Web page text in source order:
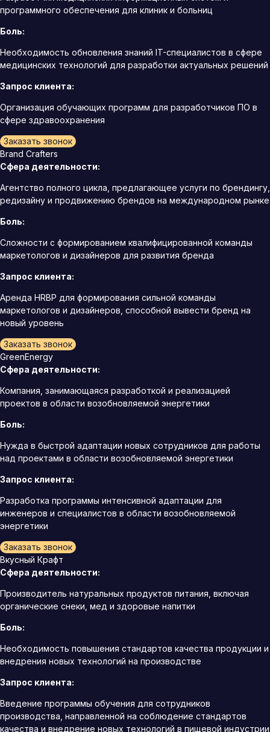
программного обеспечения для клиник и больниц
Боль:
Необходимость обновления знаний IT-специалистов в сфере
медицинских технологий для разработки актуальных решений
Запрос клиента:
Организация обучающих программ для разработчиков ПО в
сфере здравоохранения
Заказать звонок
Brand Crafters
Сфера деятельности:
Агентство полного цикла, предлагающее услуги по брендингу,
редизайну и продвижению брендов на международном рынке
Боль:
Сложности с формированием квалифицированной команды
маркетологов и дизайнеров для развития бренда
Запрос клиента:
Аренда HRBP для формирования сильной команды
маркетологов и дизайнеров, способной вывести бренд на
новый уровень
Заказать звонок
GreenEnergy
Сфера деятельности:
Компания, занимающаяся разработкой и реализацией
проектов в области возобновляемой энергетики
Боль:
Нужда в быстрой адаптации новых сотрудников для работы
над проектами в области возобновляемой энергетики
Запрос клиента:
Разработка программы интенсивной адаптации для
инженеров и специалистов в области возобновляемой
энергетики
Заказать звонок
Вкусный Крафт
Сфера деятельности:
Производитель натуральных продуктов питания, включая
органические снеки, мед и здоровые напитки
Боль:
Необходимость повышения стандартов качества продукции и
внедрения новых технологий на производстве
Запрос клиента:
Введение программы обучения для сотрудников
производства, направленной на соблюдение стандартов
качества и внедрение новых технологий в пищевой индустрии